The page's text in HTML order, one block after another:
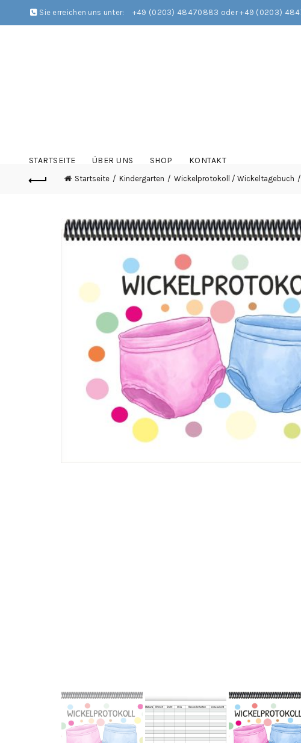
Sie erreichen uns unter: +49 (0203) 48470883 oder +49 (0203)
STARTSEITE ÜBER UNS SHOP KONTAKT
Startseite Kindergarten Wickelprotokoll / Wickeltagebuch